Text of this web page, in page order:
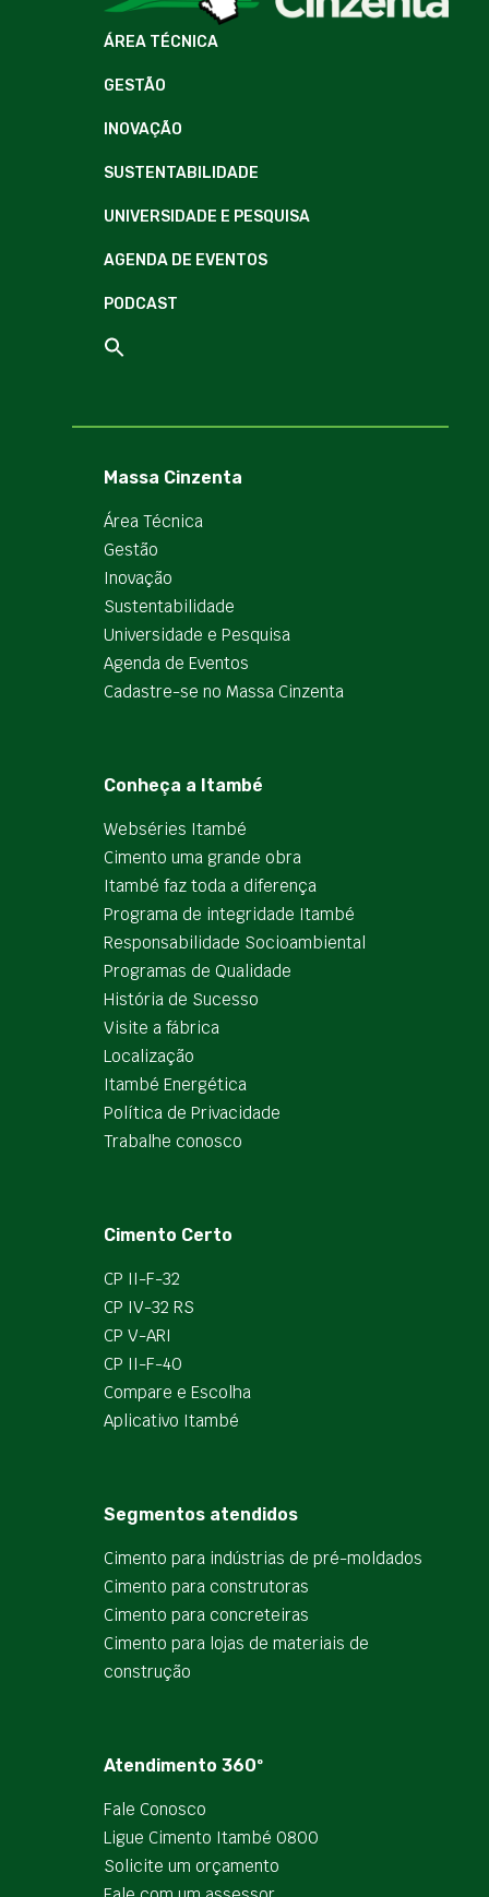
ÁREA TÉCNICA
GESTÃO
INOVAÇÃO
SUSTENTABILIDADE
UNIVERSIDADE E PESQUISA
AGENDA DE EVENTOS
PODCAST
Massa Cinzenta
Área Técnica
Gestão
Inovação
Sustentabilidade
Universidade e Pesquisa
Agenda de Eventos
Cadastre-se no Massa Cinzenta
Conheça a Itambé
Webséries Itambé
Cimento uma grande obra
Itambé faz toda a diferença
Programa de integridade Itambé
Responsabilidade Socioambiental
Programas de Qualidade
História de Sucesso
Visite a fábrica
Localização
Itambé Energética
Política de Privacidade
Trabalhe conosco
Cimento Certo
CP II-F-32
CP IV-32 RS
CP V-ARI
CP II-F-40
Compare e Escolha
Aplicativo Itambé
Segmentos atendidos
Cimento para indústrias de pré-moldados
Cimento para construtoras
Cimento para concreteiras
Cimento para lojas de materiais de
construção
Atendimento 360º
Fale Conosco
Ligue Cimento Itambé 0800
Solicite um orçamento